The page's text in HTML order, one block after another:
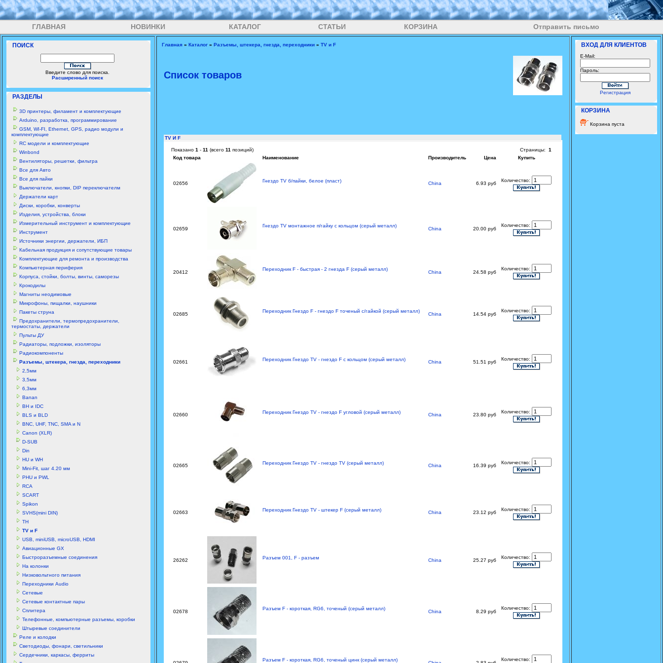
ГЛАВНАЯ НОВИНКИ КАТАЛОГ СТАТЬИ КОРЗИНА Отправить письмо
ПОИСК
Введите слово для поиска.
Расширенный поиск
РАЗДЕЛЫ
3D принтеры, филамент и комплектующие
Arduino, разработка, программирование
GSM, WI-FI, Ethernet, GPS, радио модули и
комплектующие
RC модели и комплектующие
Winbond
Вентиляторы, решетки, фильтра
Все для Авто
Все для пайки
Выключатели, кнопки, DIP переключателм
Держатели карт
Диски, коробки, конверты
Изделия, устройства, блоки
Измерительный инструмент и комплектующие
Инструмент
Источники энергии, держатели, ИБП
Кабельная продукция и сопутствующие товары
Комплектующие для ремонта и производства
Компьютерная периферия
Корпуса, стойки, болты, винты, саморезы
Крокодилы
Магниты неодимовые
Микрофоны, пищалки, наушники
Пакеты струна
Предохранители, термопредохранители,
термостаты, держатели
Пульты ДУ
Радиаторы, подложки, изоляторы
Радиокомпоненты
Разъемы, штекера, гнезда, переходники
2,5мм
3,5мм
6,3мм
Banan
BH и IDC
BLS и BLD
BNC, UHF, TNC, SMA и N
Canon (XLR)
D-SUB
Din
HU и WH
Mini-Fit, шаг 4.20 мм
PHU и PWL
RCA
SCART
Spikon
SVHS(mini DIN)
TH
TV и F
USB, miniUSB, microUSB, HDMI
Авиационные GX
Быстроразъемные соединения
На колонки
Низковольтного питания
Переходники Audio
Сетевые
Сетевые контактные пары
Сплитера
Телефонные, компьютерные разъемы, коробки
Штыревые соединители
Реле и колодки
Светодиоды, фонари, светильники
Сердечники, каркасы, ферриты
Главная » Каталог » Разъемы, штекера, гнезда, переходники » TV и F
Список товаров
TV И F
Показано 1 - 11 (всего 11 позиций) Страницы: 1
Код товара
Наименование Производитель Цена Купить
02656 Гнездо TV б/пайки, белое (пласт) China 6.93 руб
Количество:
02659
Гнездо TV монтажное п/гайку с кольцом (серый металл)
China 20.00 руб
Количество:
20412
Переходник F - быстрая - 2 гнезда F (серый металл)
China 24.58 руб
Количество:
02685
Переходник Гнездо F - гнездо F точеный с/гайкой (серый металл)
China 14.54 руб
Количество:
02661 Переходник Гнездо TV - гнездо F с кольцом (серый металл) China 51.51 руб
Количество:
02660 Переходник Гнездо TV - гнездо F угловой (серый металл) China 23.80 руб
Количество:
02665 Переходник Гнездо TV - гнездо TV (серый металл) China 16.39 руб
Количество:
02663 Переходник Гнездо TV - штекер F (серый металл) China 23.12 руб
Количество:
26262 Разъем 001, F - разъем China 25.27 руб
Количество:
02678
Разъем F - короткая, RG6, точеный (серый металл)
China 8.29 руб
Количество:
Разъем F - короткая, RG6, точеный цинк (серый металл) Количество:
ВХОД ДЛЯ КЛИЕНТОВ
E-Mail:
Пароль:
Регистрация
КОРЗИНА
Корзина пуста